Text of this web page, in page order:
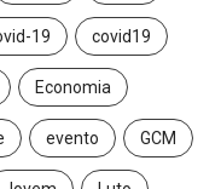
19 covid19
Economia
evento GCM